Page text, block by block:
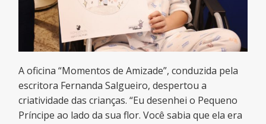
A oficina “Momentos de Amizade”, conduzida pela
escritora Fernanda Salgueiro, despertou a
criatividade das crianças. “Eu desenhei o Pequeno
Príncipe ao lado da sua flor. Você sabia que ela era